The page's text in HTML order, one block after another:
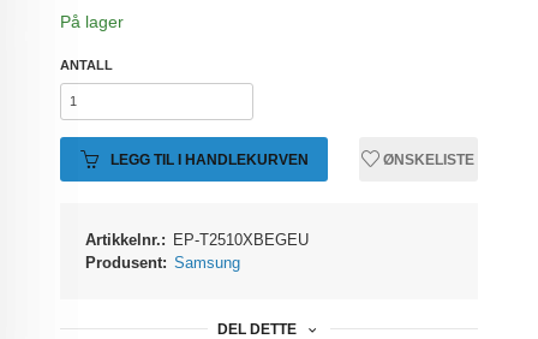
På lager
ANTALL
LEGG TIL I HANDLEKURVEN ØNSKELISTE
Artikkelnr.: EP-T2510XBEGEU
Produsent: Samsung
DEL DETTE